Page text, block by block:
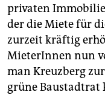
privaten
der die Miete für
zurzeit kräftig
MieterInnen nun
man Kreuzberg
grüne